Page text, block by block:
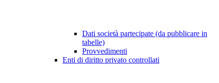
Dati società partecipate (da pubblicare in
tabelle)
Provvedimenti
Enti di diritto privato controllati